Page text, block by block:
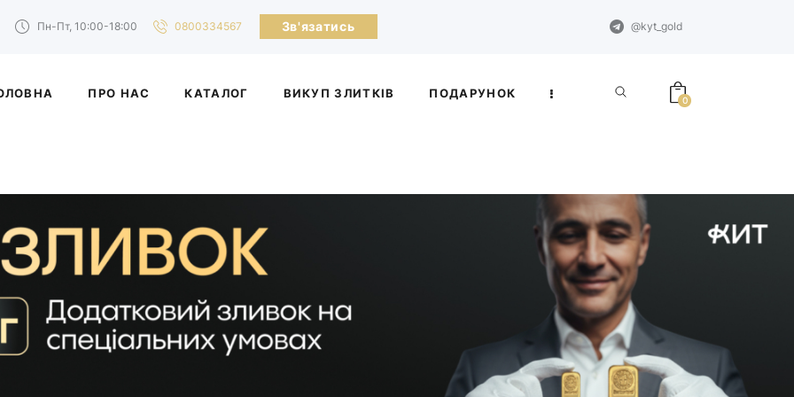
Пн-Пт, 10:00-18:00 0800334567 Зв'язатись @kyt_gold
ПРО НАС КАТАЛОГ ВИКУП ЗЛИТКІВ ПОДАРУНОК
0